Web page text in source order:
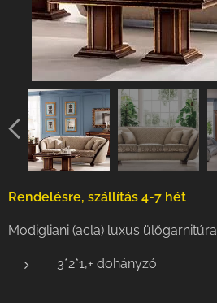
Rendelésre, szállítás 4-7 hét
Modigliani (acla) luxus ülőgarnitúra
3*2*1,+ dohányzó